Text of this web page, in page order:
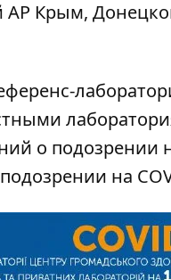
Крым,
о подозрении
на